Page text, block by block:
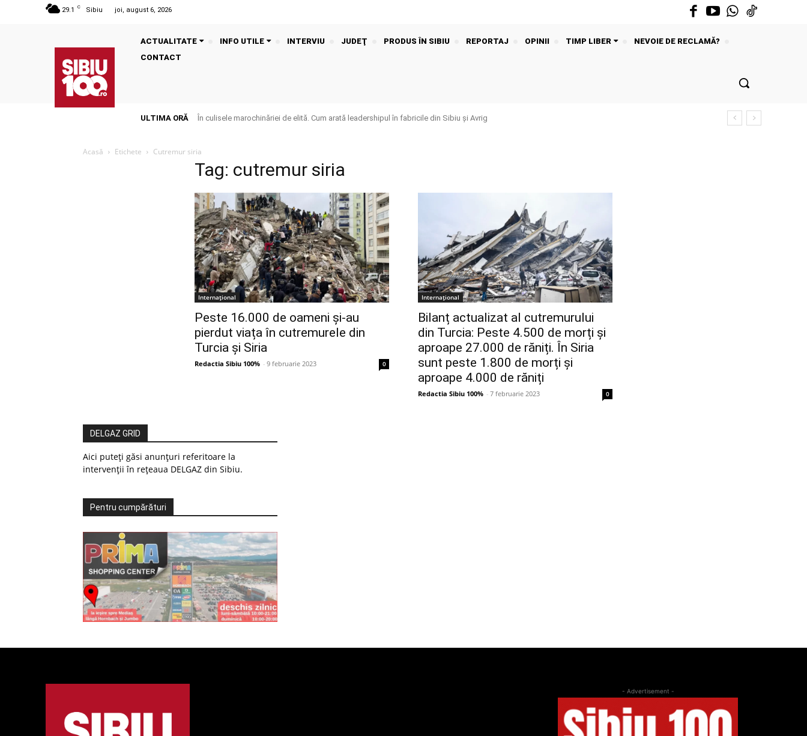
29.1 C Sibiu joi, august 6, 2026
ACTUALITATE INFO UTILE INTERVIU JUDEŢ PRODUS ÎN SIBIU REPORTAJ OPINII TIMP LIBER
NEVOIE DE RECLAMĂ?
CONTACT
ULTIMA ORĂ În culisele marochinăriei de elită. Cum arată leadershipul în fabricile din Sibiu și Avrig
Acasă Etichete Cutremur siria
Tag: cutremur siria
Internațional
Peste 16.000 de oameni și-au
pierdut viața în cutremurele din
Turcia și Siria
Redactia Sibiu 100% - 9 februarie 2023 0
Internațional
Bilanț actualizat al cutremurului
din Turcia: Peste 4.500 de morți și
aproape 27.000 de răniți. În Siria
sunt peste 1.800 de morți și
aproape 4.000 de răniți
Redactia Sibiu 100% - 7 februarie 2023 0
DELGAZ GRID
Aici puteți găsi anunțuri referitoare la
intervenții în rețeaua DELGAZ din Sibiu.
Pentru cumpărături
- Advertisement -